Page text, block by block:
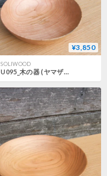
¥3,850
SOLIWOOD
U095_木の器 (ヤマザクラ材)